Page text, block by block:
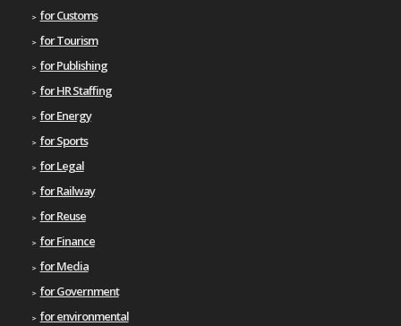
for Customs
for Tourism
for Publishing
for HR Staffing
for Energy
for Sports
for Legal
for Railway
for Reuse
for Finance
for Media
for Government
for environmental